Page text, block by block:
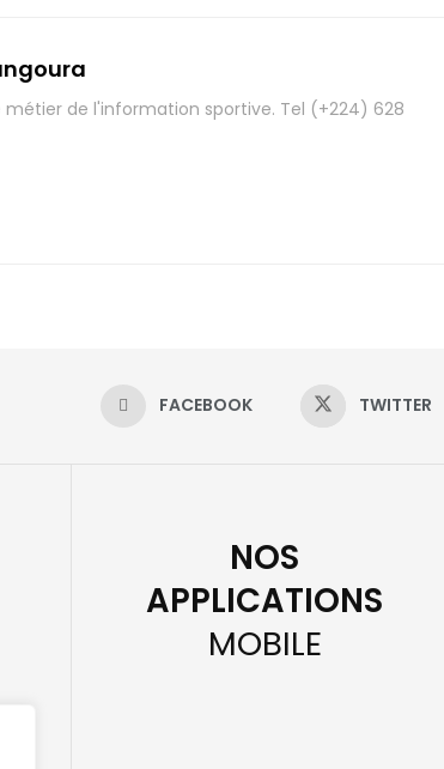
métier de l'information sportive. Tel (+224) 628
FACEBOOK TWITTER
NOS
APPLICATIONS
MOBILE